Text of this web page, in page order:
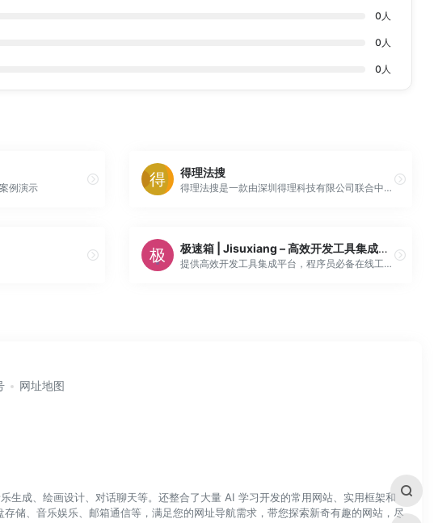
0 人
0 人
0 人
例演示
得理法搜
得理法搜是一款由深圳得理科技有限公司联合中科院研发的法律智能检索系统，集成了1.3亿篇裁判文书、300万条法律法规等海量法律数据，运用自然语言处理技术，提供精准的语义检索、关键词检索和长文本检索。
极速箱 | Jisuxiang – 高效开发工具集成平台 | 程序员必备在线工具箱
提供高效开发工具集成平台，程序员必备在线工具箱，包含JSON处理、编码转换、加密解密、时间转换等提升编程效率的神器
网址地图
成、绘画设计、对话聊天等。还整合了大量 AI 学习开发的常用网站、实用框架和
储、音乐娱乐、邮箱通信等，满足您的网址导航需求，带您探索新奇有趣的网站，尽